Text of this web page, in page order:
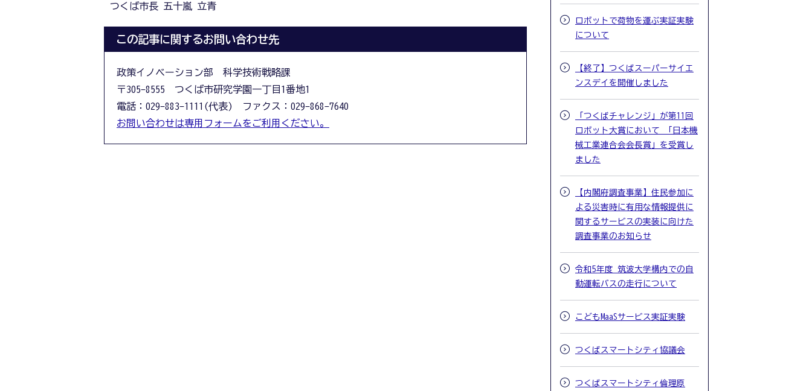
つくば市長 五十嵐 立青
この記事に関するお問い合わせ先
政策イノベーション部 科学技術戦略課
〒305-8555 つくば市研究学園一丁目1番地1
電話：029-883-1111(代表) ファクス：029-868-7640
お問い合わせは専用フォームをご利用ください。
ロボットで荷物を運ぶ実証実験
について
【終了】つくばスーパーサイエ
ンスデイを開催しました
「つくばチャレンジ」が第11回
ロボット大賞において 「日本機
械工業連合会会長賞」を受賞し
ました
【内閣府調査事業】住民参加に
よる災害時に有用な情報提供に
関するサービスの実装に向けた
調査事業のお知らせ
令和5年度 筑波大学構内での自
動運転バスの走行について
こどもMaaSサービス実証実験
つくばスマートシティ協議会
つくばスマートシティ倫理原